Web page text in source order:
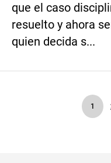
que el caso
resuelto y ahora
quien decida s...
1